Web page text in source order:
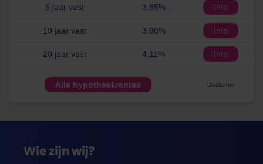
5 jaar vast 3.85% Info
10 jaar vast 3.90% Info
20 jaar vast 4.11% Info
Alle hypotheekrentes Disclaimer
Wie zijn wij?